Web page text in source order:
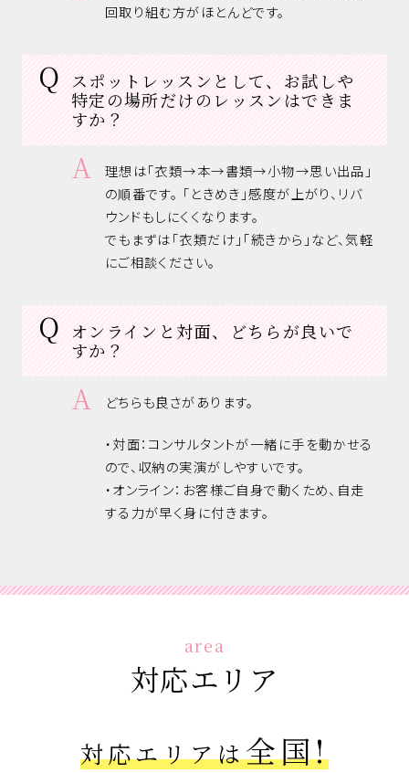
回取り組む方がほとんどです。
スポットレッスンとして、お試しや
特定の場所だけのレッスンはできま
すか？
理想は「衣類→本→書類→小物→思い出品」
の順番です。 「ときめき」感度が上がり、リバ
ウンドもしにくくなります。
でもまずは「衣類だけ」「続きから」など、気軽
にご相談ください。
オンラインと対面、どちらが良いで
すか？
どちらも良さがあります。
・対面：コンサルタントが一緒に手を動かせる
ので、収納の実演がしやすいです。
・オンライン：お客様ご自身で動くため、自走
する力が早く身に付きます。
area
対応エリア
対応エリアは全国!